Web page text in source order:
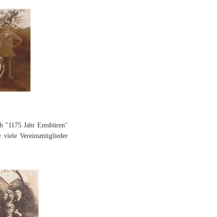
"1175 Jahr Emsbüren"
viele Vereinsmitglieder